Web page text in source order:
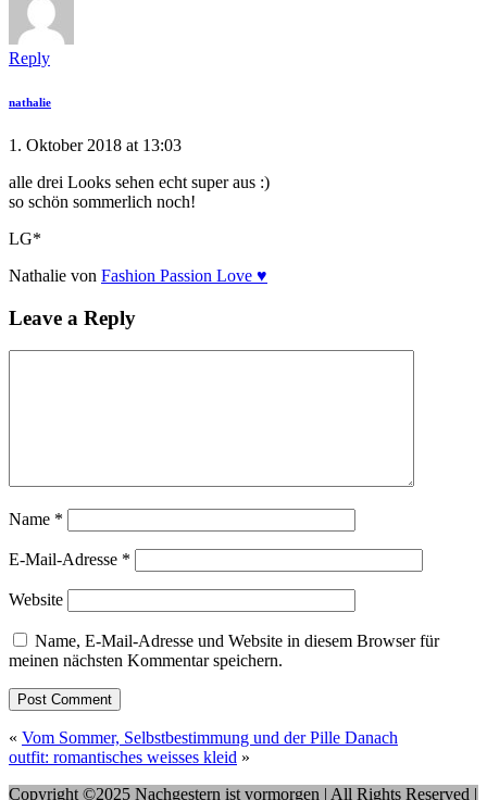
Reply
nathalie
1. Oktober 2018 at 13:03
alle drei Looks sehen echt super aus :)
so schön sommerlich noch!
LG*
Nathalie von Fashion Passion Love ♥
Leave a Reply
Name *
E-Mail-Adresse *
Website
Name, E-Mail-Adresse und Website in diesem Browser für
meinen nächsten Kommentar speichern.
« Vom Sommer, Selbstbestimmung und der Pille Danach
outfit: romantisches weisses kleid »
Copyright ©2025 Nachgestern ist vormorgen | All Rights Reserved |